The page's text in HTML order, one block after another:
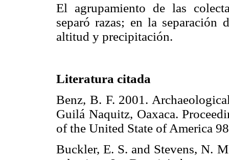
El agrupamiento de las
separó razas; en la
altitud y precipitación.
Literatura citada
Benz, B. F. 2001.
Guilá Naquitz, Oaxaca.
of the United State of
Buckler, E. S. and Stevens, N.